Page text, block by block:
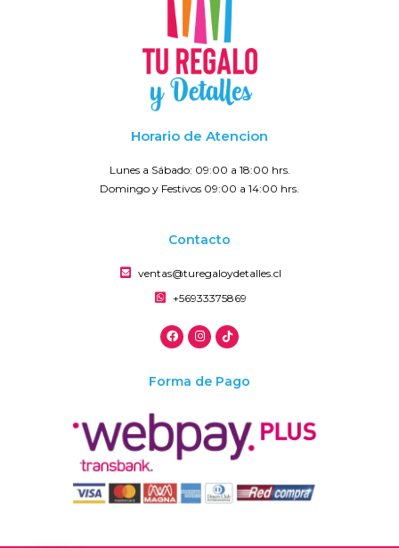
Horario de Atencion
Lunes a Sábado: 09:00 a 18:00 hrs.
Domingo y Festivos 09:00 a 14:00 hrs.
Contacto
ventas@turegaloydetalles.cl
+56933375869
Forma de Pago